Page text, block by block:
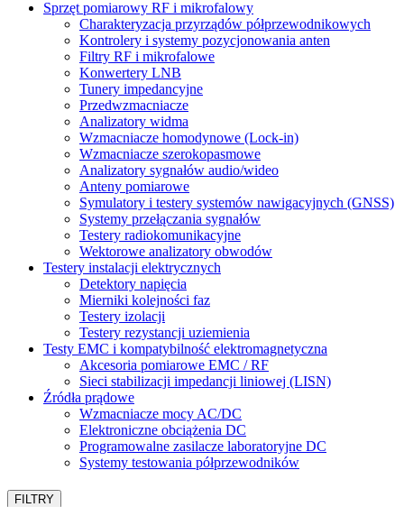
Sprzęt pomiarowy RF i mikrofalowy
Charakteryzacja przyrządów półprzewodnikowych
Kontrolery i systemy pozycjonowania anten
Filtry RF i mikrofalowe
Konwertery LNB
Tunery impedancyjne
Przedwzmacniacze
Analizatory widma
Wzmacniacze homodynowe (Lock‑in)
Wzmacniacze szerokopasmowe
Analizatory sygnałów audio/wideo
Anteny pomiarowe
Symulatory i testery systemów nawigacyjnych (GNSS)
Systemy przełączania sygnałów
Testery radiokomunikacyjne
Wektorowe analizatory obwodów
Testery instalacji elektrycznych
Detektory napięcia
Mierniki kolejności faz
Testery izolacji
Testery rezystancji uziemienia
Testy EMC i kompatybilność elektromagnetyczna
Akcesoria pomiarowe EMC / RF
Sieci stabilizacji impedancji liniowej (LISN)
Źródła prądowe
Wzmacniacze mocy AC/DC
Elektroniczne obciążenia DC
Programowalne zasilacze laboratoryjne DC
Systemy testowania półprzewodników
FILTRY